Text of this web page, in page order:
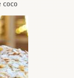
coco